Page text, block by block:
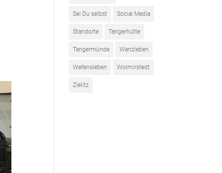
Sei Du selbst Social Media
Standorte Tangerhütte
Tangermünde Wanzleben
Wefensleben Wolmirstedt
Zielitz